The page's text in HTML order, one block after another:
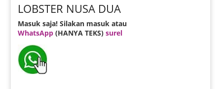
LOBSTER NUSA DUA
Masuk saja! Silakan masuk atau
WhatsApp (HANYA TEKS)surel